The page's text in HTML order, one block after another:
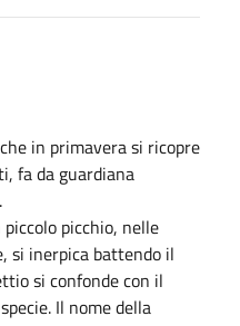
in primavera si ricopre
fa da guardiana
picchio, nelle
si inerpica battendo il
si confonde con il
Il nome della